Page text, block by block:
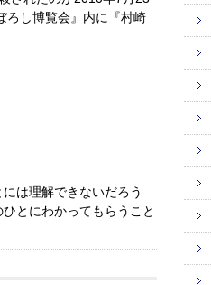
ろし博覧会』内に『村崎
は理解できないだろう
とにわかってもらうこと